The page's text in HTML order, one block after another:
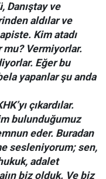
Danıştay ve
aldılar ve
Kim atadı
mu? Vermiyorlar.
Eğer bu
yapanlar şu anda
çıkardılar.
bulunduğumuz
eder. Buradan
sesleniyorum; sen,
adalet
biz olduk. Ve biz